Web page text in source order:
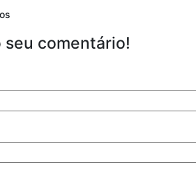
seu comentário!